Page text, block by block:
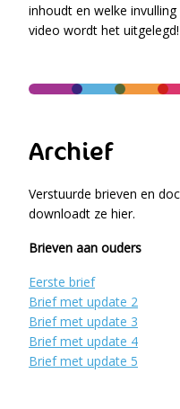
inhoudt en welke
video wordt het uitgelegd!
Archief
Verstuurde brieven en
downloadt ze hier.
Brieven aan ouders
Eerste brief
Brief met update 2
Brief met update 3
Brief met update 4
Brief met update 5